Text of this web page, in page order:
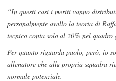
“In questi casi i meriti vanno
personalmente avallo la teoria di
tecnico conta solo al 20% nel quadro
Per quanto riguarda paolo, però, io
allenatore che alla propria squadra
normale potenziale.